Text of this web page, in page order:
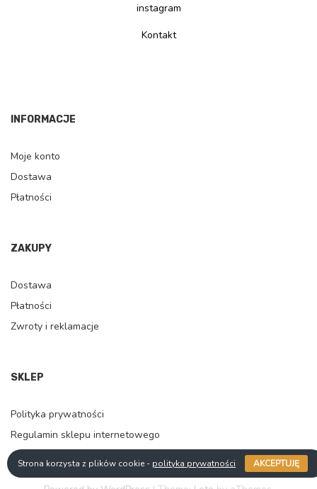
instagram
Kontakt
INFORMACJE
Moje konto
Dostawa
Płatności
ZAKUPY
Dostawa
Płatności
Zwroty i reklamacje
SKLEP
Polityka prywatności
Regulamin sklepu internetowego
Strona korzysta z plików cookie - polityka prywatności AKCEPTUJĘ